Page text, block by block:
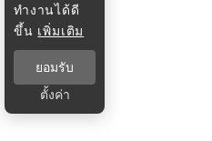
ทำงานได้ดี
ขึ้น เพิ่มเติม
ยอมรับ
ตั้งค่า